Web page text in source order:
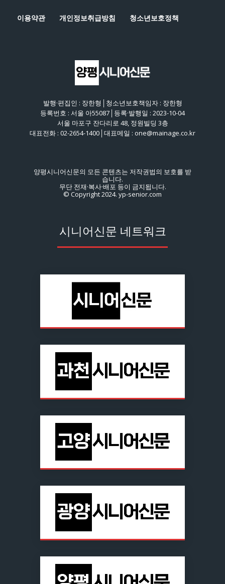
이용약관 개인정보취급방침 청소년보호정책
발행·편집인 : 장한형│청소년보호책임자 : 장한형
등록번호 : 서울 아55087│등록·발행일 : 2023-10-04
서울 마포구 잔다리로 48, 정원빌딩 3층
대표전화 : 02-2654-1400│대표메일 : one@mainage.co.kr
양평시니어신문의 모든 콘텐츠는 저작권법의 보호를 받
습니다.
무단 전재·복사·배포 등이 금지됩니다.
© Copyright 2024. yp-senior.com
시니어신문 네트워크